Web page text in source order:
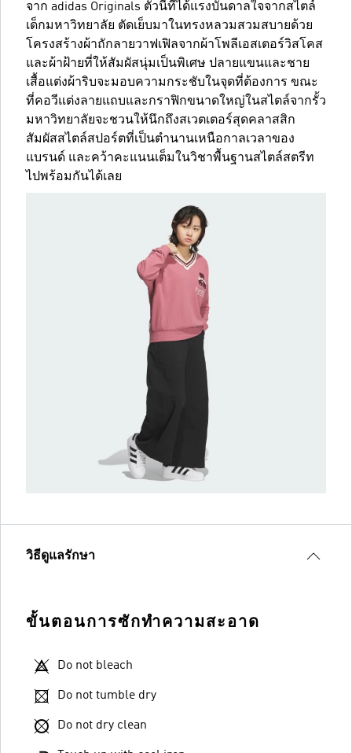
จาก adidas Originals ตัวนี้ที่ได้แรงบันดาลใจจากสไตล์
เด็กมหาวิทยาลัย ตัดเย็บมาในทรงหลวมสวมสบายด้วย
โครงสร้างผ้าถักลายวาฟเฟิลจากผ้าโพลีเอสเตอร์วิสโคส
และผ้าฝ้ายที่ให้สัมผัสนุ่มเป็นพิเศษ ปลายแขนและชาย
เสื้อแต่งผ้าริบจะมอบความกระชับในจุดที่ต้องการ ขณะ
ที่คอวีแต่งลายแถบและกราฟิกขนาดใหญ่ในสไตล์จากรั้ว
มหาวิทยาลัยจะชวนให้นึกถึงสเวตเตอร์สุดคลาสสิก
สัมผัสสไตล์สปอร์ตที่เป็นตำนานเหนือกาลเวลาของ
แบรนด์ และคว้าคะแนนเต็มในวิชาพื้นฐานสไตล์สตรีท
ไปพร้อมกันได้เลย
วิธีดูแลรักษา
ขั้นตอนการซักทำความสะอาด
Do not bleach
Do not tumble dry
Do not dry clean